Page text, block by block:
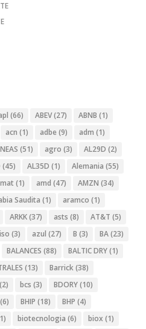
(66) ABEV(27) ABNB (1)
acn (1) adbe (9) adm (1)
(51) agro (3) AL29D (2)
(45) AL35D (1) Alemania (55)
(1) amd (47) AMZN (34)
Saudita (1) aramco (1)
ARKK(37) asts (8) AT&T (5)
(3) azul (27) B (3) BA(23)
BALANCES (88) BALTIC DRY(1)
(13) Barrick(38)
(2) bcs (3) BDORY(10)
(6) BHIP (18) BHP (4)
biotecnologia (6) biox (1)